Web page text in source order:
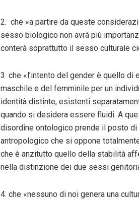
2. che «a partire da queste
sesso biologico non avrà più
conterà soprattutto il sesso culturale
3. che «l’intento del gender è quello
maschile e del femminile per un
identità distinte, esistenti
quando si desidera essere fluidi. A
disordine ontologico prende il posto di
antropologico che si oppone
che è anzitutto quello della stabilità
nella distinzione dei due sessi
4. che «nessuno di noi genera una